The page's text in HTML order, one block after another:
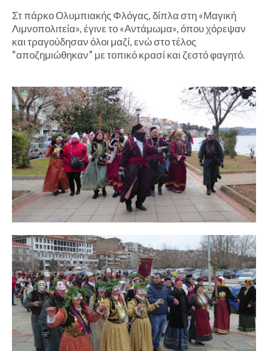
Στ πάρκο Ολυμπιακής Φλόγας, δίπλα στη «Μαγική
Λιμνοπολιτεία», έγινε το «Αντάμωμα», όπου χόρεψαν
και τραγούδησαν όλοι μαζί, ενώ στο τέλος
“αποζημιώθηκαν” με τοπικό κρασί και ζεστό φαγητό.